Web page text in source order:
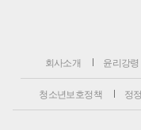
회사소개 윤리강령
청소년보호정책 정